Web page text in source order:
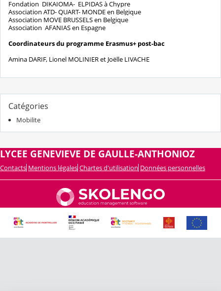
Fondation DIKAIOMA- ELPIDAS à Chypre
Association ATD- QUART- MONDE en Belgique
Association MOVE BRUSSELS en Belgique
Association AFANIAS en Espagne
Coordinateurs du programme Erasmus+ post-bac
Amina DARIF, Lionel MOLINIER et Joëlle LIVACHE
Catégories
Mobilite
LYCEE GENEVIEVE DE GAULLE-ANTHONIOZ
Contacts Mentions légales Chartes d'utilisation Données personnelles